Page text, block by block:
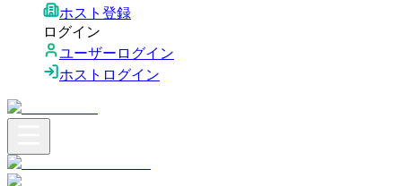
ホスト登録
ログイン
ユーザーログイン
ホストログイン